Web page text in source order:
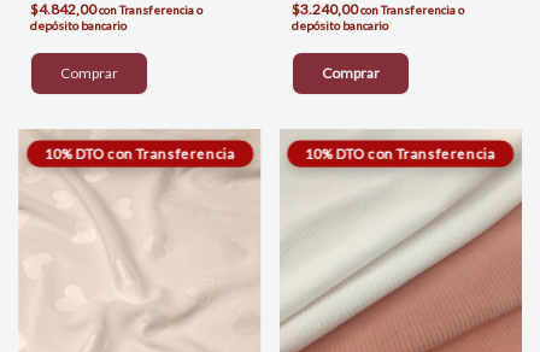
$4.842,00conTransferencia o
depósito bancario
$3.240,00conTransferencia o
depósito bancario
Comprar